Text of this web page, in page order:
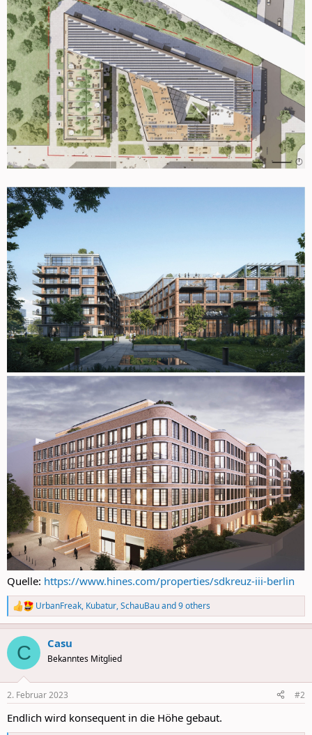
werden. Es sind insgesamt ca. 210 Wohneinheiten geplant, wobei
30 % der dem Wohnen zuzuordnenden Geschossfläche als
förderfähiger mietpreis- und belegungsgebundener Wohnraum
errichtet werden soll. Die Vorhabenträgerin hat sich durch eine
entsprechende Erklärung vom 28. September 2022 bereit erklärt,
das „Berliner Modell der kooperativen Baulandentwicklung“
anzuwenden.
Das geplante Vorhabengebiet umfasst eine Fläche von ca. 19.880
m² und soll durch eine sieben- bis achtgeschossige
Blockrandbebauung bebaut werden. Teilbereiche der Bebauung
erstrecken sich in den Hofbereich und gliedern diesen. Für den
nordwestlichsten Teil der Bebauung soll im weiteren Verfahren die
Ausbildung eines städtebaulichen Hochpunkts mit bis zu 12
Geschossen geprüft werden.
Quelle: https://www.hines.com/properties/sdkreuz-iii-berlin
R
e
a
c
i
s
UrbanFreak, Kubatur,SchauBauand 9 others
C Casu
Bekanntes Mitglied
2. Februar 2023 #2
Endlich wird konsequent in die Höhe gebaut.